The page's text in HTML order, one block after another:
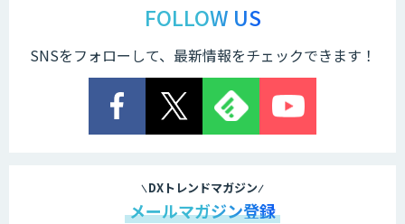
FOLLOW US
SNSをフォローして、最新情報をチェックできます！
DXトレンドマガジン
メールマガジン登録